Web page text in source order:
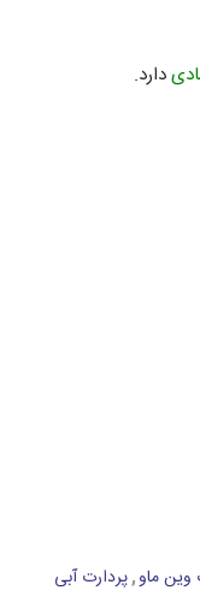
دارد.
وین ماو,پردارت آبی